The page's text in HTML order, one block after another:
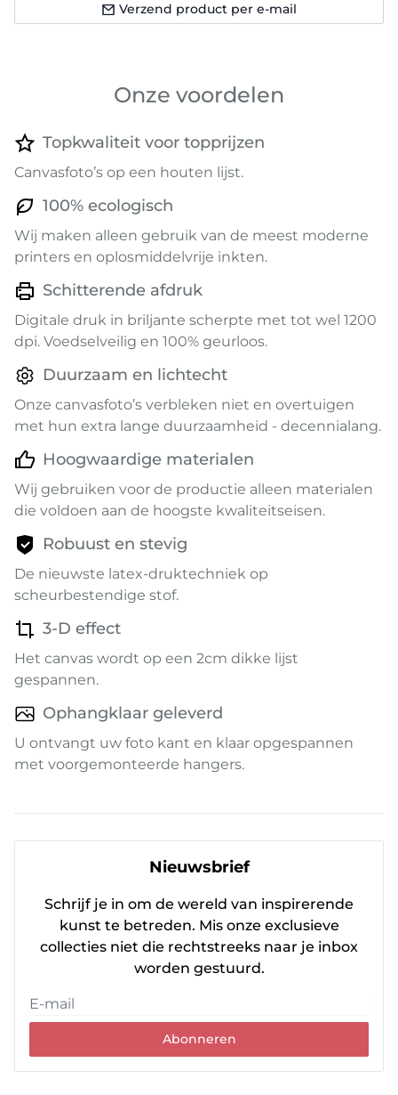
Verzend product per e-mail
Onze voordelen
Topkwaliteit voor topprijzen
Canvasfoto’s op een houten lijst.
100% ecologisch
Wij maken alleen gebruik van de meest moderne
printers en oplosmiddelvrije inkten.
Schitterende afdruk
Digitale druk in briljante scherpte met tot wel 1200
dpi. Voedselveilig en 100% geurloos.
Duurzaam en lichtecht
Onze canvasfoto’s verbleken niet en overtuigen
met hun extra lange duurzaamheid - decennialang.
Hoogwaardige materialen
Wij gebruiken voor de productie alleen materialen
die voldoen aan de hoogste kwaliteitseisen.
Robuust en stevig
De nieuwste latex-druktechniek op
scheurbestendige stof.
3-D effect
Het canvas wordt op een 2cm dikke lijst
gespannen.
Ophangklaar geleverd
U ontvangt uw foto kant en klaar opgespannen
met voorgemonteerde hangers.
Nieuwsbrief
Schrijf je in om de wereld van inspirerende
kunst te betreden. Mis onze exclusieve
collecties niet die rechtstreeks naar je inbox
worden gestuurd.
Abonneren